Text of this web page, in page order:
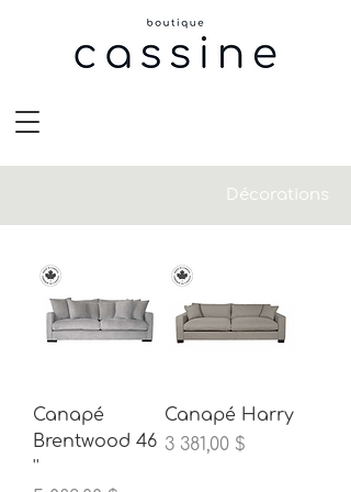
Décorations
Canapé
Brentwood 46
''
Canapé Harry
Prix
3 381,00 $